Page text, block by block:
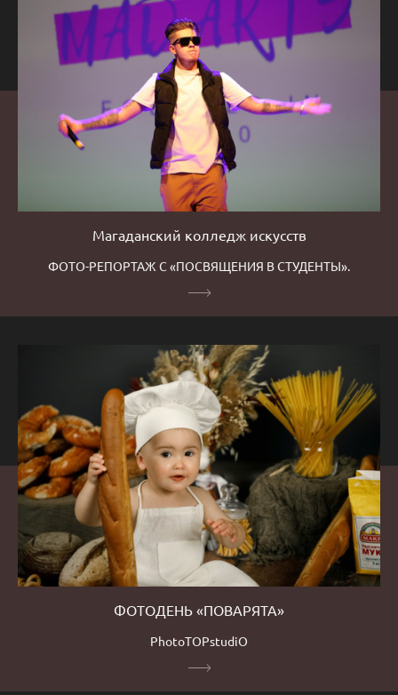
Магаданский колледж искусств
ФОТО-РЕПОРТАЖ С «ПОСВЯЩЕНИЯ В СТУДЕНТЫ».
ФОТОДЕНЬ «ПОВАРЯТА»
PhotoTOPstudiO